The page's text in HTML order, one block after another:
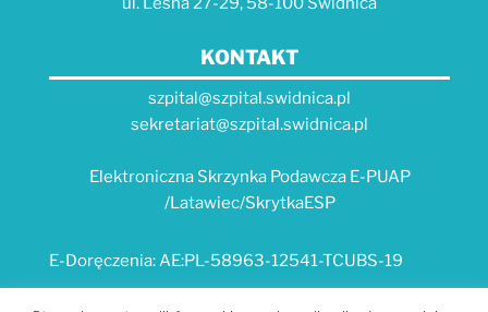
KONTAKT
szpital@szpital.swidnica.pl
sekretariat@szpital.swidnica.pl
Elektroniczna Skrzynka Podawcza E-PUAP
/Latawiec/SkrytkaESP
E-Doręczenia: AE:PL-58963-12541-TCUBS-19